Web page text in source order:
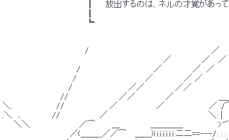
┃　　放出するのは、ネルの才覚があって初めて出来
┗　　　　　　　　　　　　　　　　　　　　　　　　　　　　
/　　　　　　　　　　　　　　　　　 　 　 　 ／　
／　　　　　 ／　 ／
/　　　　　　　　　　　　　／　　　　　 ／　／
/　　　 　 　 　 　 　 　 ／　　　　　 ／ ／　　　　　　　　　　　
/　　　　　　　　 　 ／／　　　　　 ／／　　　　　　　　　　　　
//　　　　　　　　　／／　　 　 　 ／　　　　　　　　＿_　　
＼.　　　 　 　 　 //　　　　　　　　／　　　　　 　 ／　　　　　　
.＼　､　　　　　 //　　　　　　　／　　　　　　　　　　　　　　　
＼＼　 　 　 　 　 　 ／⌒　 　 ＿　　 　 　 ＿＿＿＿ 　 　 　
／(＿＿__／／⌒　 ＿＿)i:i:i:i:i:i:ｉ:二二==---/: : : : : ＼.: :Λ／